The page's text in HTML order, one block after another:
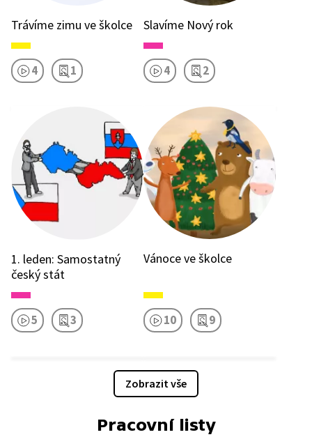
Trávíme zimu ve školce
4 1
Slavíme Nový rok
4 2
1. leden: Samostatný
český stát
5 3
Vánoce ve školce
10 9
Zobrazit vše
Pracovní listy